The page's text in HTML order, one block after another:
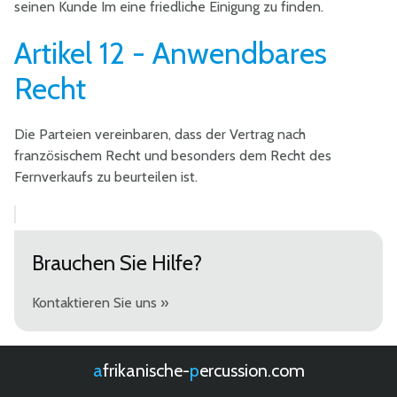
seinen Kunde Im eine friedliche Einigung zu finden.
Artikel 12 - Anwendbares
Recht
Die Parteien vereinbaren, dass der Vertrag nach
französischem Recht und besonders dem Recht des
Fernverkaufs zu beurteilen ist.
Brauchen Sie Hilfe?
Kontaktieren Sie uns »
afrikanische- percussion.com